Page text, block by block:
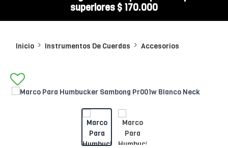
superiores $ 170.000
Inicio Instrumentos De Cuerdas Accesorios